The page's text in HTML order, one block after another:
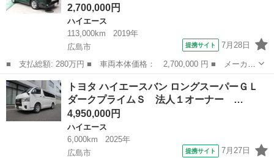
2,700,000円
ハイエース
113,000km
2019年
広島市
提携サイト 7月28日
■ 支払総額: 280万円 ■ 車両本体価格： 2,700,000 円 ■ メーカー
名： トヨタ ■ 車種名： ハイエースバン ■ グレード名： ロン
グスーパーＧＬ 純正ナビ ＥＴＣ クラッツィオシートカバーブラ
ウン １．...
広島 広島市 ハイエース
トヨタ ハイエースバン ロングスーパーＧＬ
ダークプライムＳ 法人１オーナー …
4,950,000円
ハイエース
6,000km
2025年
広島市
提携サイト 7月27日